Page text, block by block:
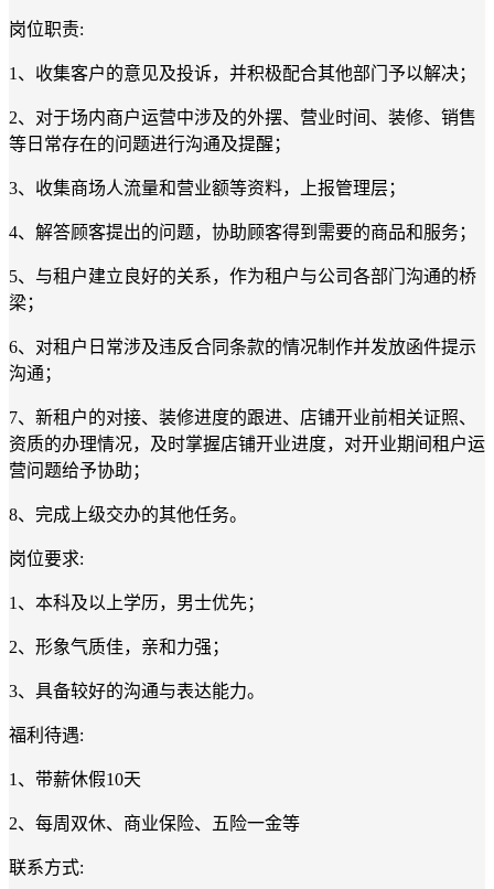
岗位职责:
1、收集客户的意见及投诉，并积极配合其他部门予以解决；
2、对于场内商户运营中涉及的外摆、营业时间、装修、销售
等日常存在的问题进行沟通及提醒；
3、收集商场人流量和营业额等资料，上报管理层；
4、解答顾客提出的问题，协助顾客得到需要的商品和服务；
5、与租户建立良好的关系，作为租户与公司各部门沟通的桥
梁；
6、对租户日常涉及违反合同条款的情况制作并发放函件提示
沟通；
7、新租户的对接、装修进度的跟进、店铺开业前相关证照、
资质的办理情况，及时掌握店铺开业进度，对开业期间租户运
营问题给予协助；
8、完成上级交办的其他任务。
岗位要求:
1、本科及以上学历，男士优先；
2、形象气质佳，亲和力强；
3、具备较好的沟通与表达能力。
福利待遇:
1、带薪休假10天
2、每周双休、商业保险、五险一金等
联系方式: